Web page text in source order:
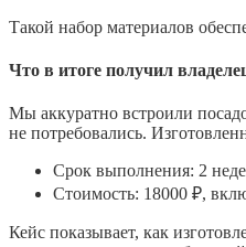
Такой набор материалов
Что в итоге получил
Мы аккуратно встроили
не потребовались.
Срок выполнения: 2
Стоимость: 18000 ₽,
Кейс показывает, как